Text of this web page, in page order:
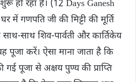
हो रहा है। (12 Days Ganesh
में गणपति जी की मिट्टी की मूर्ति
साथ शिव-पार्वती और कार्तिकेय
पूजा करें। ऐसा माना जाता है कि
पूजा से अक्षय पुण्य की प्राप्‍त‍ि